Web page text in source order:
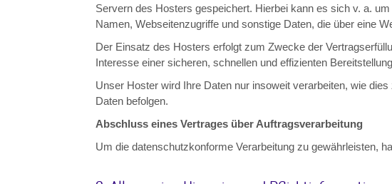
Servern des Hosters gespeichert. Hierbei kann es sich v. a.
Namen, Webseitenzugriffe und sonstige Daten, die über eine
Der Einsatz des Hosters erfolgt zum Zwecke der
Interesse einer sicheren, schnellen und effizienten
Unser Hoster wird Ihre Daten nur insoweit verarbeiten, wie
Daten befolgen.
Abschluss eines Vertrages über Auftragsverarbeitung
Um die datenschutzkonforme Verarbeitung zu gewährleisten,